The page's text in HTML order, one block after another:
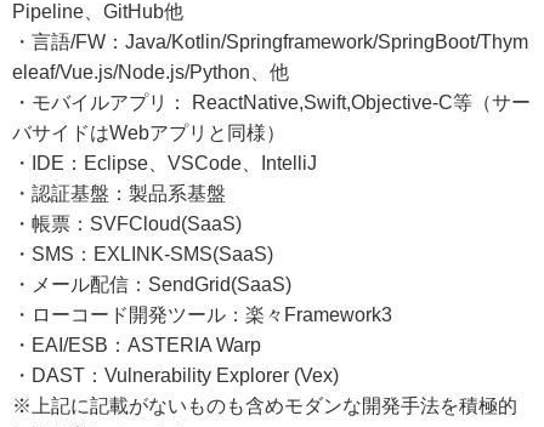
Pipeline、GitHub他
・言語/FW：Java/Kotlin/Springframework/SpringBoot/Thym
eleaf/Vue.js/Node.js/Python、他
・モバイルアプリ： ReactNative,Swift,Objective-C等（サー
バサイドはWebアプリと同様）
・IDE：Eclipse、VSCode、IntelliJ
・認証基盤：製品系基盤
・帳票：SVFCloud(SaaS)
・SMS：EXLINK-SMS(SaaS)
・メール配信：SendGrid(SaaS)
・ローコード開発ツール：楽々Framework3
・EAI/ESB：ASTERIA Warp
・DAST：Vulnerability Explorer (Vex)
※上記に記載がないものも含めモダンな開発手法を積極的